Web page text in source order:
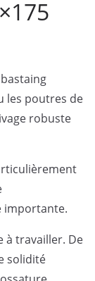
les poutres de
robuste
importante.
à travailler. De
solidité